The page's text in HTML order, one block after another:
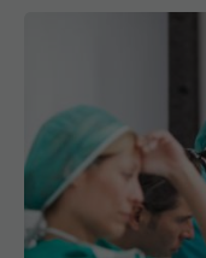
Alertă în spitale